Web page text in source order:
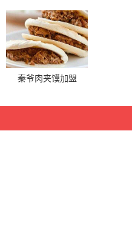
秦爷肉夹馍加盟